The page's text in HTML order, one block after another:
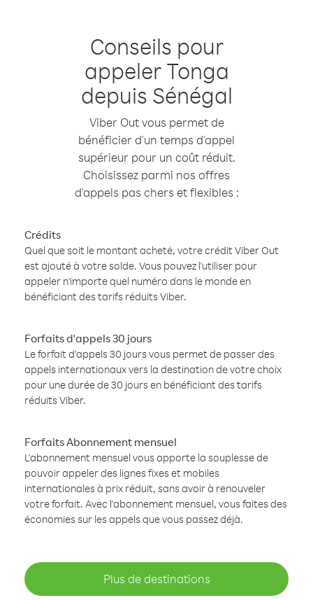
Conseils pour
appeler Tonga
depuis Sénégal
Viber Out vous permet de
bénéficier d'un temps d'appel
supérieur pour un coût réduit.
Choisissez parmi nos offres
d'appels pas chers et flexibles :
Crédits
Quel que soit le montant acheté, votre crédit Viber Out
est ajouté à votre solde. Vous pouvez l'utiliser pour
appeler n'importe quel numéro dans le monde en
bénéficiant des tarifs réduits Viber.
Forfaits d'appels 30 jours
Le forfait d'appels 30 jours vous permet de passer des
appels internationaux vers la destination de votre choix
pour une durée de 30 jours en bénéficiant des tarifs
réduits Viber.
Forfaits Abonnement mensuel
L'abonnement mensuel vous apporte la souplesse de
pouvoir appeler des lignes fixes et mobiles
internationales à prix réduit, sans avoir à renouveler
votre forfait. Avec l'abonnement mensuel, vous faites des
économies sur les appels que vous passez déjà.
Plus de destinations